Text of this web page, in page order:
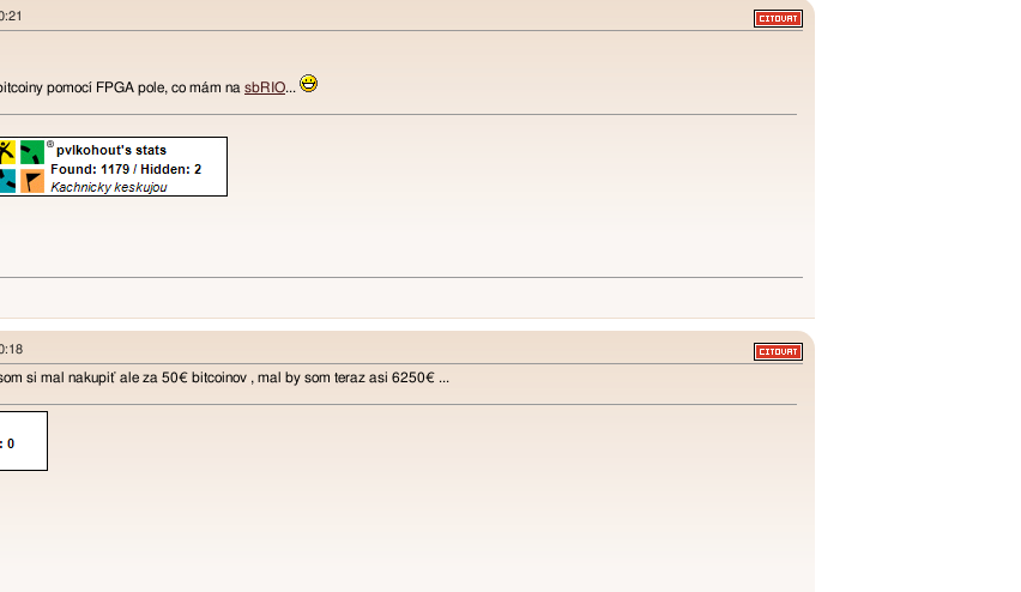
pomocí FPGA pole, co mám na sbRIO...
si mal nakupiť ale za 50€ bitcoinov , mal by som teraz asi 6250€ ...